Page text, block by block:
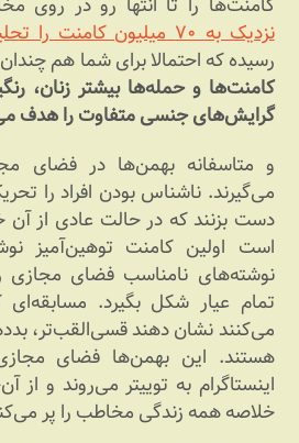
نزدیک به ۷۰ میلیون کامنت را تحلیل کرده
رسیده که احتمالا برای شما هم
کامنت‌ها و حمله‌ها بیشتر زنان،
گرایش‌های جنسی متفاوت را هدف
و متاسفانه بهمن‌ها در فضای
می‌گیرند. ناشناس بودن افراد را
دست بزنند که در حالت عادی از آن
است اولین کامنت توهین‌آمیز
نوشته‌های نامناسب فضای مجازی
تمام عیار شکل بگیرد.
می‌کنند نشان دهند قسی‌القب‌تر،
هستند. این بهمن‌ها فضای مجازی
اینستاگرام به توییتر می‌روند و
خلاصه همه زندگی مخاطب را پر